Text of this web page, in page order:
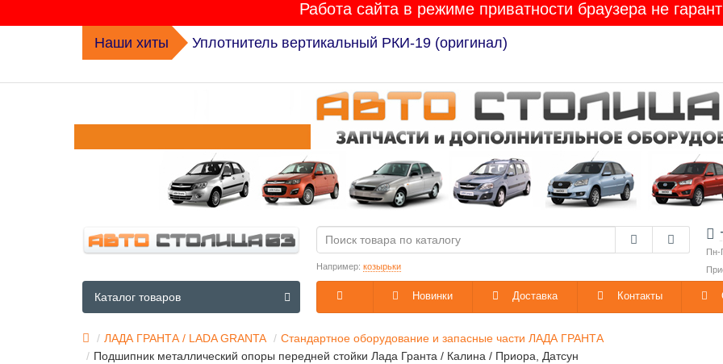
Работа сайта в режиме приватности браузера не
Наши хиты Уплотнитель вертикальный РКИ-19 (оригинал)
Пн-
Например: козырьки
Новинки Доставка Контакты
Каталог товаров
ЛАДА ГРАНТА / LADA GRANTA
Стандартное оборудование и запасные части ЛАДА ГРАНТА
Подшипник металлический опоры передней стойки Лада Гранта / Калина / Приора, Датсун